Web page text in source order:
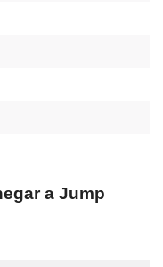
a Jump